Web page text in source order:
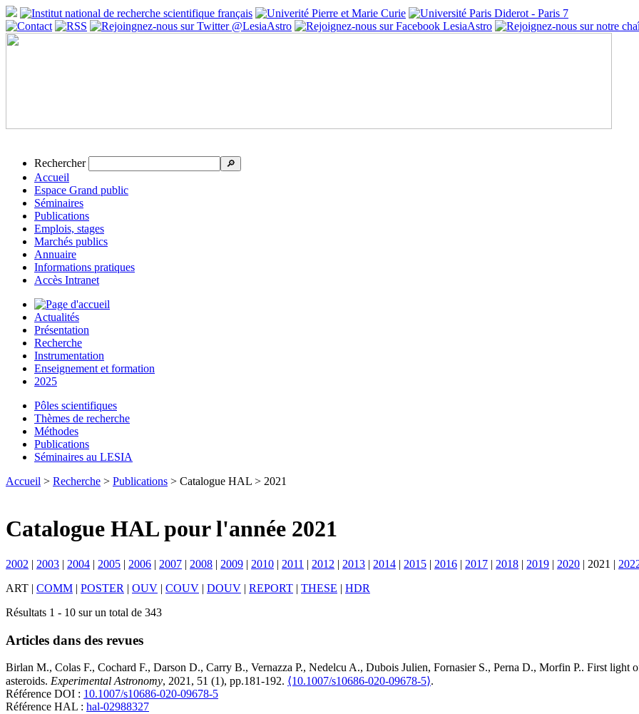
Rechercher 🔎
Accueil
Espace Grand public
Séminaires
Publications
Emplois, stages
Marchés publics
Annuaire
Informations pratiques
Accès Intranet
Actualités
Présentation
Recherche
Instrumentation
Enseignement et formation
2025
Pôles scientifiques
Thèmes de recherche
Méthodes
Publications
Séminaires au LESIA
Accueil > Recherche > Publications > Catalogue HAL > 2021
Catalogue HAL pour l'année 2021
2002 | 2003 | 2004 | 2005 | 2006 | 2007 | 2008 | 2009 | 2010 | 2011 | 2012 | 2013 | 2014 | 2015 | 2016 | 2017 | 2018 | 2019 | 2020 | 2021 |
ART | COMM | POSTER | OUV | COUV | DOUV | REPORT | THESE | HDR
Résultats 1 - 10 sur un total de 343
Articles dans des revues
Birlan M., Colas F., Cochard F., Darson D., Carry B., Vernazza P., Nedelcu A., Dubois Julien, Fornasier S., Perna D., Morfin P.. First light
asteroids. Experimental Astronomy, 2021, 51 (1), pp.181-192. ⟨10.1007/s10686-020-09678-5⟩.
Référence DOI : 10.1007/s10686-020-09678-5
Référence HAL : hal-02988327